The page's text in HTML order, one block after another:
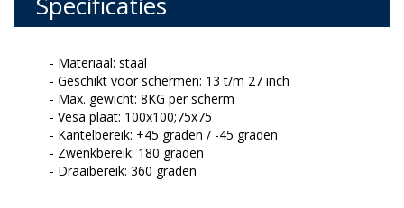
- Materiaal: staal
- Geschikt voor schermen: 13 t/m 27 inch
- Max. gewicht: 8KG per scherm
- Vesa plaat: 100x100;75x75
- Kantelbereik: +45 graden / -45 graden
- Zwenkbereik: 180 graden
- Draaibereik: 360 graden